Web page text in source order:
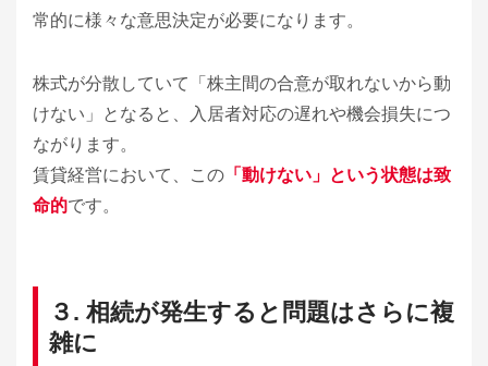
常的に様々な意思決定が必要になります。
株式が分散していて「株主間の合意が取れないから動
けない」となると、入居者対応の遅れや機会損失につ
ながります。
賃貸経営において、この 「動けない」という状態は致
命的です。
３. 相続が発生すると問題はさらに複
雑に